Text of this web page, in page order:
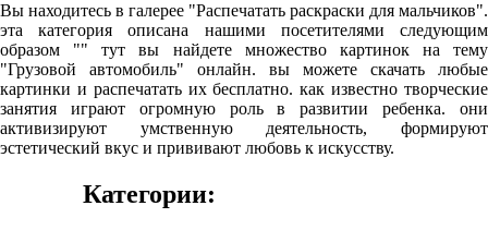
Вы находитесь в галерее "Распечатать раскраски для мальчиков".
эта категория описана нашими посетителями следующим
образом "" тут вы найдете множество картинок на тему
"Грузовой автомобиль" онлайн. вы можете скачать любые
картинки и распечатать их бесплатно. как известно творческие
занятия играют огромную роль в развитии ребенка. они
активизируют умственную деятельность, формируют
эстетический вкус и прививают любовь к искусству.
Категории: